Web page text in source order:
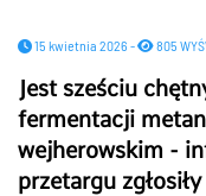
15 kwietnia 2026 - 805
Jest sześciu
fermentacji
wejherowskim -
przetargu